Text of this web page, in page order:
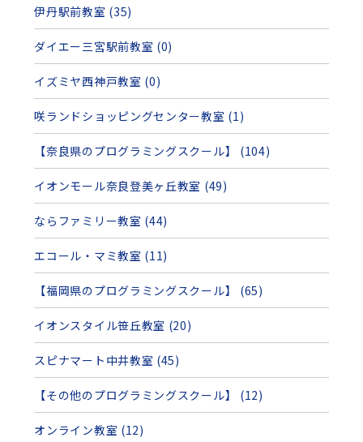
伊丹駅前教室 (35)
ダイエー三宮駅前教室 (0)
イズミヤ西神戸教室 (0)
咲ランドショッピングセンター教室 (1)
【奈良県のプログラミングスクール】 (104)
イオンモール奈良登美ヶ丘教室 (49)
ならファミリー教室 (44)
エコール・マミ教室 (11)
【福岡県のプログラミングスクール】 (65)
イオンスタイル笹丘教室 (20)
スピナマート中井教室 (45)
【その他のプログラミングスクール】 (12)
オンライン教室 (12)